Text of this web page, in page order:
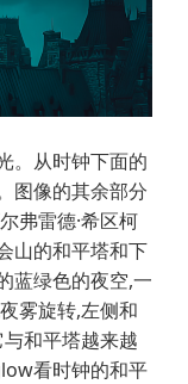
。从时钟下面的
图像的其余部分
弗雷德·希区柯
山的和平塔和下
蓝绿色的夜空,一
雾旋转,左侧和
和平塔越来越
看时钟的和平